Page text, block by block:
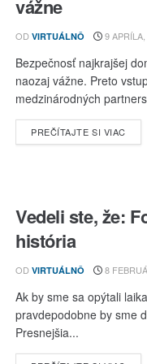
vážne
OD VIRTUÁLNÔ 9
Bezpečnosť najkrajšej
naozaj vážne. Preto
medzinárodných
PREČÍTAJTE SI VIAC
Vedeli ste, že:
história
OD VIRTUÁLNÔ 8
Ak by sme sa opýtali
pravdepodobne by sme
Presnejšia...